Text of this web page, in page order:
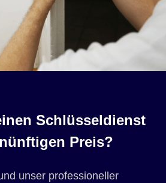
Schlüsseldienst
Preis?
unser professioneller